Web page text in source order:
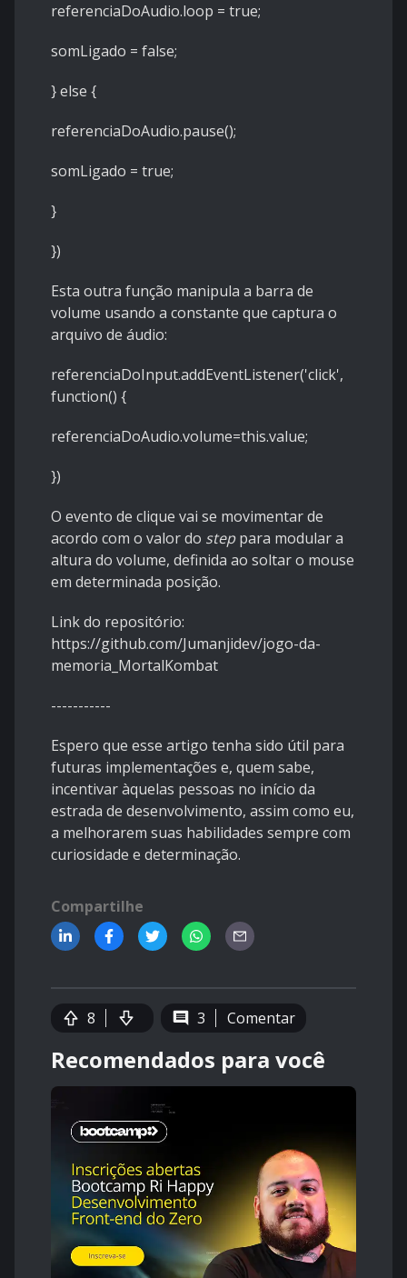
referenciaDoAudio.loop = true;
somLigado = false;
} else {
referenciaDoAudio.pause();
somLigado = true;
}
})
Esta outra função manipula a barra de
volume usando a constante que captura o
arquivo de áudio:
referenciaDoInput.addEventListener('click',
function() {
referenciaDoAudio.volume=this.value;
})
O evento de clique vai se movimentar de
acordo com o valor do steppara modular a
altura do volume, definida ao soltar o mouse
em determinada posição.
Link do repositório:
https://github.com/Jumanjidev/jogo-da-
memoria_MortalKombat
-----------
Espero que esse artigo tenha sido útil para
futuras implementações e, quem sabe,
incentivar àquelas pessoas no início da
estrada de desenvolvimento, assim como eu,
a melhorarem suas habilidades sempre com
curiosidade e determinação.
Compartilhe
8 3 Comentar
Recomendados para você